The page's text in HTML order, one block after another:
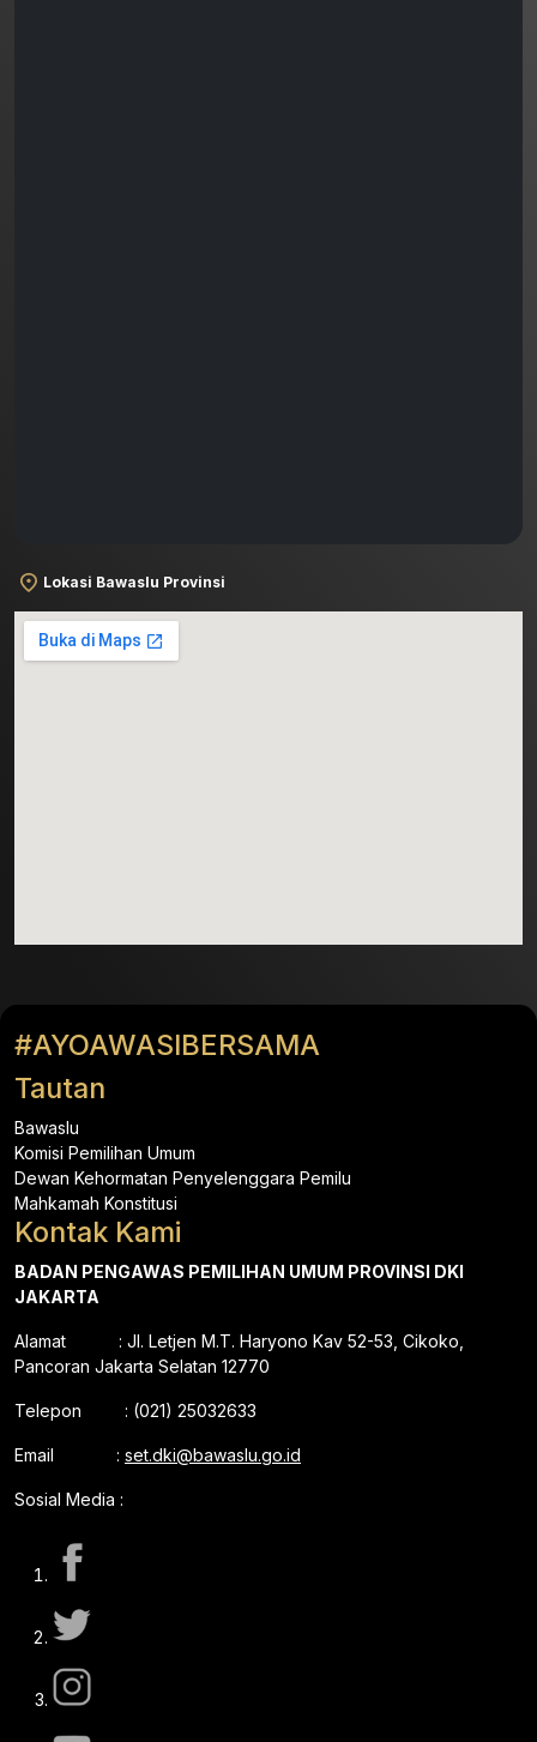
Lokasi Bawaslu Provinsi
#AYOAWASIBERSAMA
Tautan
Bawaslu
Komisi Pemilihan Umum
Dewan Kehormatan Penyelenggara Pemilu
Mahkamah Konstitusi
Kontak Kami
BADAN PENGAWAS PEMILIHAN UMUM PROVINSI DKI
JAKARTA
Alamat : Jl. Letjen M.T. Haryono Kav 52-53, Cikoko,
Pancoran Jakarta Selatan 12770
Telepon : (021) 25032633
Email : set.dki@bawaslu.go.id
Sosial Media :